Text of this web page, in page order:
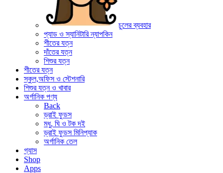
চুলের ব্যবহার
প্যাড ও স্যানিটারি ন্যাপকিন
শীতের যত্ন
দাঁতের যত্ন
শিশুর যত্ন
শীতের যত্ন
স্কুল,অফিস ও স্টেশনারি
শিশুর যত্ন ও খাবার
অর্গানিক পণ্য
Back
ড্রাই ফুডস
মধু, ঘি ও টক দই
ড্রাই ফুডস মিনিপ্যাক
অর্গানিক তেল
গ্যাস
Shop
Apps